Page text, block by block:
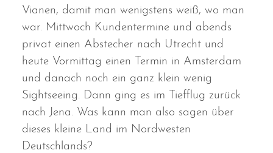
Vianen, damit man wenigstens weiß, wo man
war. Mittwoch Kundentermine und abends
privat einen Abstecher nach Utrecht und
heute Vormittag einen Termin in Amsterdam
und danach noch ein ganz klein wenig
Sightseeing. Dann ging es im Tiefflug zurück
nach Jena. Was kann man also sagen über
dieses kleine Land im Nordwesten
Deutschlands?